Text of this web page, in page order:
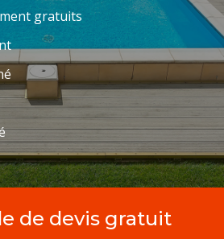
gratuits
de devis gratuit